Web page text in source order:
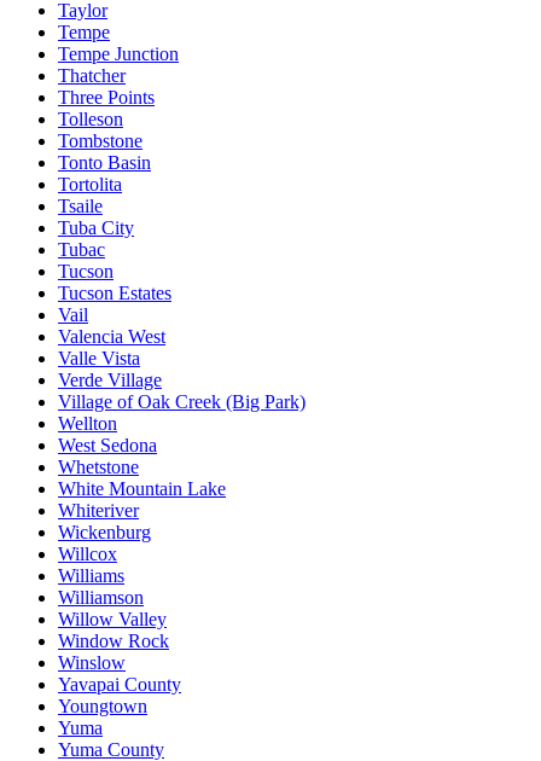
Taylor
Tempe
Tempe Junction
Thatcher
Three Points
Tolleson
Tombstone
Tonto Basin
Tortolita
Tsaile
Tuba City
Tubac
Tucson
Tucson Estates
Vail
Valencia West
Valle Vista
Verde Village
Village of Oak Creek (Big Park)
Wellton
West Sedona
Whetstone
White Mountain Lake
Whiteriver
Wickenburg
Willcox
Williams
Williamson
Willow Valley
Window Rock
Winslow
Yavapai County
Youngtown
Yuma
Yuma County